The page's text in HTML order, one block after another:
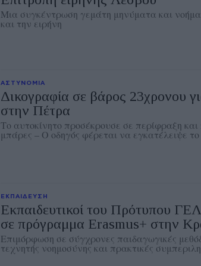
Μια συγκέντρωση γεμάτη μηνύματα και
και την ειρήνη
ΑΣΤΥΝΟΜΙΑ
Δικογραφία σε βάρος 23χρονου
στην Πέτρα
Το αυτοκίνητο προσέκρουσε σε περίφραξη και
μπάρες – Ο οδηγός φέρεται να εγκατέλειψε το
ΕΚΠΑΙΔΕΥΣΗ
Εκπαιδευτικοί του Πρότυπου
σε πρόγραμμα Erasmus+ στην
Επιμόρφωση σε σύγχρονες παιδαγωγικές
τεχνητής νοημοσύνης και πρακτικές